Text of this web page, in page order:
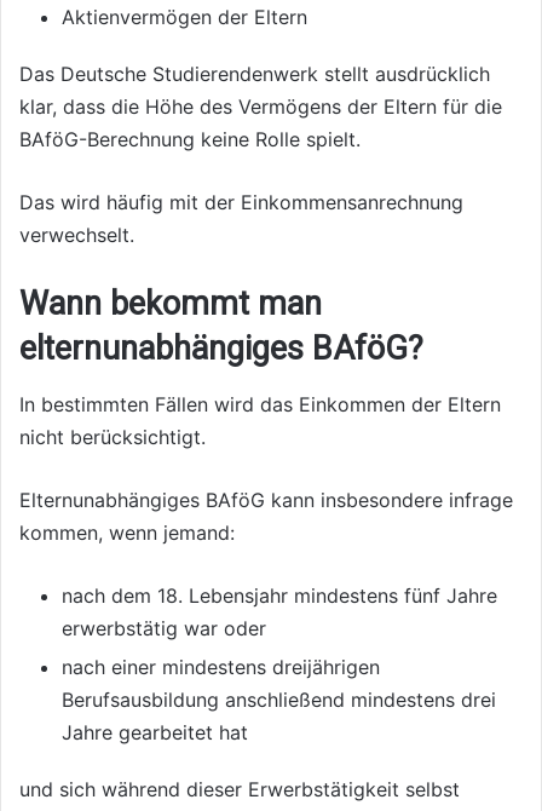
Aktienvermögen der Eltern
Das Deutsche Studierendenwerk stellt ausdrücklich
klar, dass die Höhe des Vermögens der Eltern für die
BAföG-Berechnung keine Rolle spielt.
Das wird häufig mit der Einkommensanrechnung
verwechselt.
Wann bekommt man
elternunabhängiges BAföG?
In bestimmten Fällen wird das Einkommen der Eltern
nicht berücksichtigt.
Elternunabhängiges BAföG kann insbesondere infrage
kommen, wenn jemand:
nach dem 18. Lebensjahr mindestens fünf Jahre
erwerbstätig war oder
nach einer mindestens dreijährigen
Berufsausbildung anschließend mindestens drei
Jahre gearbeitet hat
und sich während dieser Erwerbstätigkeit selbst